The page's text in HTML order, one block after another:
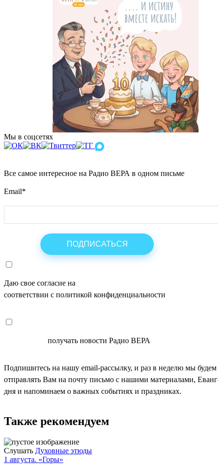
Мы в соцсетях
Все самое интересное на Радио ВЕРА в одном письме
Email*
Даю свое согласие на
соответствии с политикой конфиденциальности
получать новости Радио ВЕРА
Подпишитесь на нашу email-рассылку, и раз в неделю мы будем
отправлять Вам на почту письмо с нашими материалами,
дня и напоминаем о важных событиях и праздниках.
Также рекомендуем
Слушать Духовные этюды
1 августа. «Горы»